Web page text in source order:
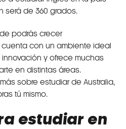
será de 360 grados.
podrás crecer
con un ambiente ideal
y ofrece muchas
en distintas áreas.
sobre estudiar de Australia,
tú mismo.
estudiar en